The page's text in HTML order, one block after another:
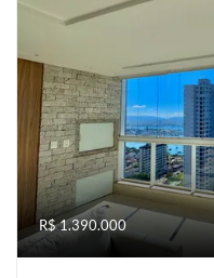
R$ 1.390.000